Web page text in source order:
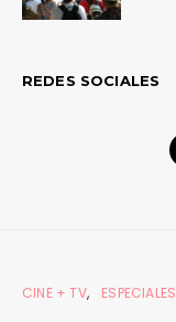
REDES SOCIALES
CINE + TV ESPECIALES